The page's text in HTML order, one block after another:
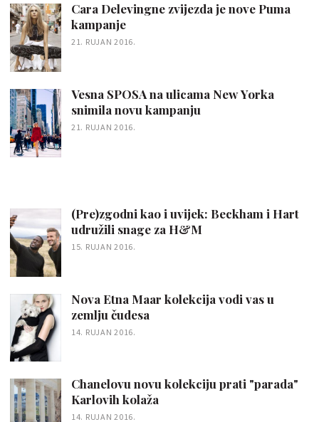
Cara Delevingne zvijezda je nove Puma
kampanje
21. RUJAN 2016.
Vesna SPOSA na ulicama New Yorka
snimila novu kampanju
21. RUJAN 2016.
(Pre)zgodni kao i uvijek: Beckham i Hart
udružili snage za H&M
15. RUJAN 2016.
Nova Etna Maar kolekcija vodi vas u
zemlju čudesa
14. RUJAN 2016.
Chanelovu novu kolekciju prati "parada"
Karlovih kolaža
14. RUJAN 2016.